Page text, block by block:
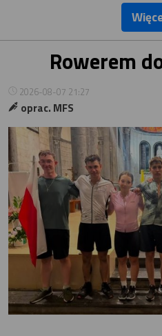
Rowerem
2026-08-07 21:27
oprac. MFS